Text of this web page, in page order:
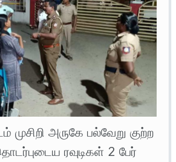
முசிறி அருகே பல்வேறு குற்ற
ரவுடிகள் 2 பேர்